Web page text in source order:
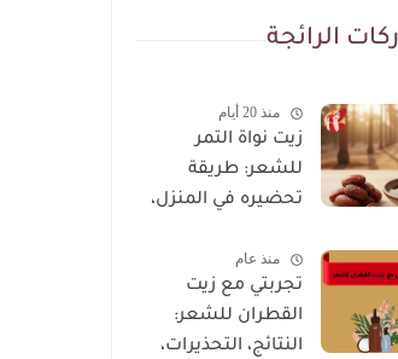
الرائجة
منذ 20 أيام
زيت نواة التمر
للشعر: طريقة
تحضيره في المنزل،
الفراغات
منذ عام
تجربتي مع زيت
القطران للشعر:
النتائج، التحذيرات،